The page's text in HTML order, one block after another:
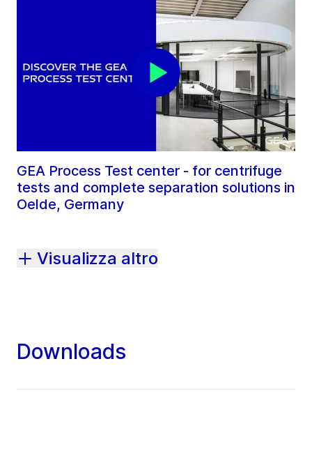
GEA Process Test center - for centrifuge
tests and complete separation solutions in
Oelde, Germany
Visualizza altro
Downloads